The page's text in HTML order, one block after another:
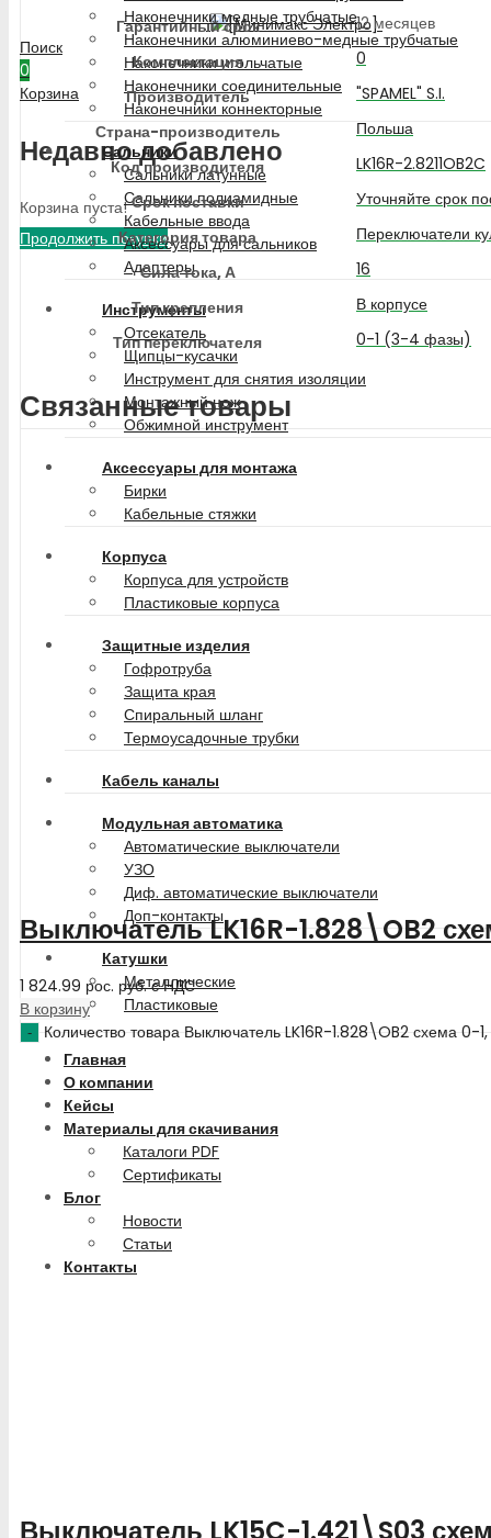
Поиск
0
Корзина
Недавно добавлено
Корзина пуста!
Продолжить покупки
Наконечники медные трубчатые
Наконечники алюминиево-медные трубчатые
Наконечники игольчатые
Наконечники соединительные
Наконечники коннекторные
Сальники
Сальники латунные
Сальники полиамидные
Кабельные ввода
Аксессуары для сальников
Адаптеры
Инструменты
Отсекатель
Щипцы-кусачки
Инструмент для снятия изоляции
Монтажный нож
Обжимной инструмент
Аксессуары для монтажа
Бирки
Кабельные стяжки
Корпуса
Корпуса для устройств
Пластиковые корпуса
Защитные изделия
Гофротруба
Защита края
Спиральный шланг
Термоусадочные трубки
Кабель каналы
Модульная автоматика
Автоматические выключатели
УЗО
Диф. автоматические выключатели
Доп-контакты
Катушки
Металлические
Пластиковые
Главная
О компании
Кейсы
Материалы для скачивания
Каталоги PDF
Сертификаты
Блог
Новости
Статьи
Контакты
Гарантийный срок
12 месяцев
Комплектация
0
Производитель
"SPAMEL" S.I.
Страна-производитель
Польша
Код производителя
LK16R-2.8211OB2C
Срок поставки
Уточняйте срок
Категория товара
Переключатели
Сила тока, А
16
Тип крепления
В корпусе
Тип переключателя
0-1 (3-4 фазы)
Связанные товары
Выключатель LK16R-1.828\OB2
1 824.99 рос. руб.с НДС
В корзину
Количество товара Выключатель LK16R-1.828\OB2 схема 0-
Выключатель LK15C-1.421\S03